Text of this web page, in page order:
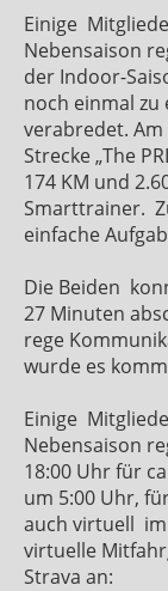
Einige
Nebensaison
der Indoor-
noch einmal
verabredet. Am
Strecke „The
174 KM und
Smarttrainer.
einfache
Die Beiden
27 Minuten
rege
wurde es
Einige
Nebensaison
18:00 Uhr für
um 5:00 Uhr,
auch virtuell
virtuelle
Strava an: